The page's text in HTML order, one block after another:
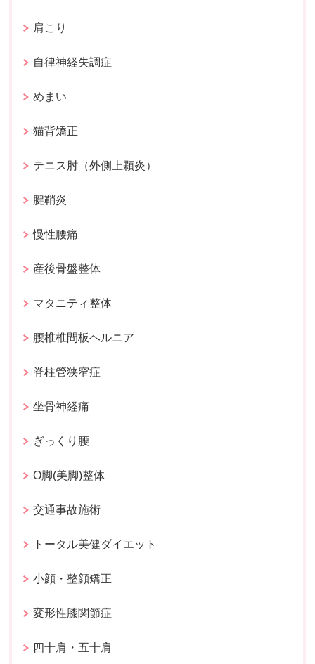
肩こり
自律神経失調症
めまい
猫背矯正
テニス肘（外側上顆炎）
腱鞘炎
慢性腰痛
産後骨盤整体
マタニティ整体
腰椎椎間板ヘルニア
脊柱管狭窄症
坐骨神経痛
ぎっくり腰
O脚(美脚)整体
交通事故施術
トータル美健ダイエット
小顔・整顔矯正
変形性膝関節症
四十肩・五十肩